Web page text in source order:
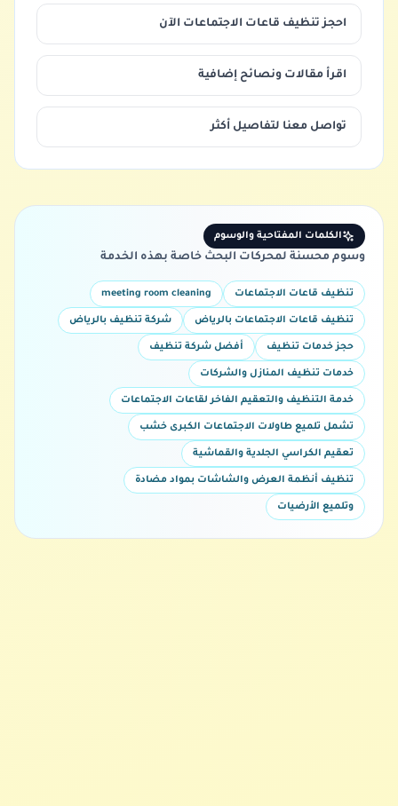
احجز تنظيف قاعات الاجتماعات الآن
اقرأ مقالات ونصائح إضافية
تواصل معنا لتفاصيل أكثر
الكلمات المفتاحية والوسوم
وسوم محسنة لمحركات البحث خاصة بهذه الخدمة
تنظيف قاعات الاجتماعات meeting room cleaning
تنظيف قاعات الاجتماعات بالرياض شركة تنظيف بالرياض
حجز خدمات تنظيف أفضل شركة تنظيف
خدمات تنظيف المنازل والشركات
خدمة التنظيف والتعقيم الفاخر لقاعات الاجتماعات
تشمل تلميع طاولات الاجتماعات الكبرى خشب
تعقيم الكراسي الجلدية والقماشية
تنظيف أنظمة العرض والشاشات بمواد مضادة
وتلميع الأرضيات